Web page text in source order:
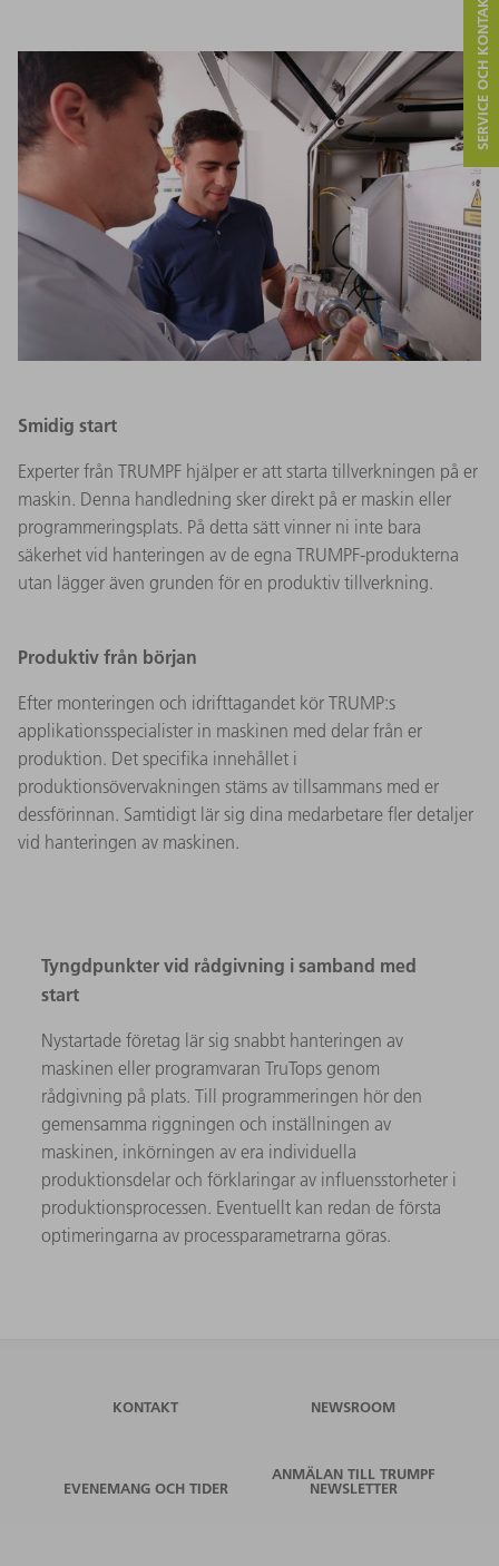
Smidig start
Experter från TRUMPF hjälper er att starta tillverkningen på er
maskin. Denna handledning sker direkt på er maskin eller
programmeringsplats. På detta sätt vinner ni inte bara
säkerhet vid hanteringen av de egna TRUMPF-produkterna
utan lägger även grunden för en produktiv tillverkning.
Produktiv från början
Efter monteringen och idrifttagandet kör TRUMP:s
applikationsspecialister in maskinen med delar från er
produktion. Det specifika innehållet i
produktionsövervakningen stäms av tillsammans med er
dessförinnan. Samtidigt lär sig dina medarbetare fler detaljer
vid hanteringen av maskinen.
Tyngdpunkter vid rådgivning i samband med
start
Nystartade företag lär sig snabbt hanteringen av
maskinen eller programvaran TruTops genom
rådgivning på plats. Till programmeringen hör den
gemensamma riggningen och inställningen av
maskinen, inkörningen av era individuella
produktionsdelar och förklaringar av influensstorheter i
produktionsprocessen. Eventuellt kan redan de första
optimeringarna av processparametrarna göras.
SERVICE OCH KONTAKT
KONTAKT NEWSROOM
EVENEMANG OCH TIDER
ANMÄLAN TILL TRUMPF
NEWSLETTER